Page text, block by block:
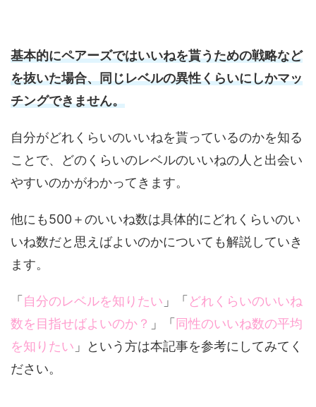
基本的にペアーズではいいねを貰うための戦略など
を抜いた場合、同じレベルの異性くらいにしかマッ
チングできません。
自分がどれくらいのいいねを貰っているのかを知る
ことで、どのくらいのレベルのいいねの人と出会い
やすいのかがわかってきます。
他にも500＋のいいね数は具体的にどれくらいのい
いね数だと思えばよいのかについても解説していき
ます。
「自分のレベルを知りたい 」「どれくらいのいいね
数を目指せばよいのか？ 」「同性のいいね数の平均
を知りたい 」という方は本記事を参考にしてみてく
ださい。